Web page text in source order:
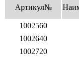
Артикул№
1002560
1002640
1002720